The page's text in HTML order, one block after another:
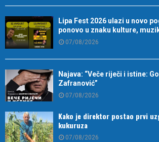
Lipa Fest 2026 ulazi u novo
ponovo u znaku kulture,
07/08/2026
Najava: “Veče riječi i istine:
Zafranović”
07/08/2026
Kako je direktor postao prvi
kukuruza
07/08/2026